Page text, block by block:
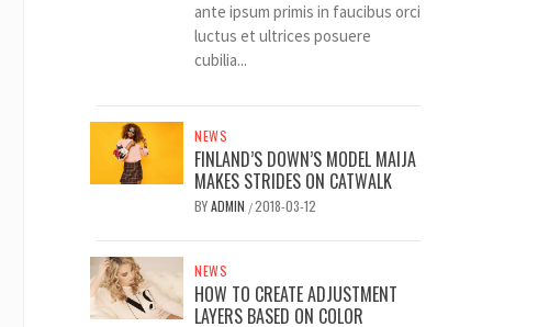
ante ipsum primis in faucibus orci
luctus et ultrices posuere
cubilia...
NEWS
FINLAND’S DOWN’S MODEL MAIJA
MAKES STRIDES ON CATWALK
BYADMIN /2018-03-12
NEWS
HOW TO CREATE ADJUSTMENT
LAYERS BASED ON COLOR